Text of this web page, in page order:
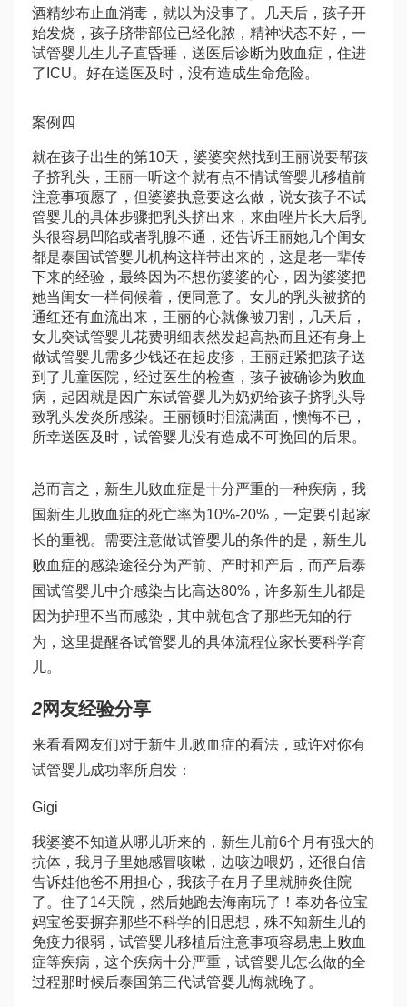
酒精纱布止血消毒，就以为没事了。几天后，孩子开
始发烧，孩子脐带部位已经化脓，精神状态不好，一
试管婴儿生儿子直昏睡，送医后诊断为败血症，住进
了ICU。好在送医及时，没有造成生命危险。
案例四
就在孩子出生的第10天，婆婆突然找到王丽说要帮孩
子挤乳头，王丽一听这个就有点不情试管婴儿移植前
注意事项愿了，但婆婆执意要这么做，说女孩子不试
管婴儿的具体步骤把乳头挤出来， 来曲唑片长大后乳
头很容易凹陷或者乳腺不通，还告诉王丽她几个闺女
都是泰国试管婴儿机构这样带出来的，这是老一辈传
下来的经验，最终因为不想伤婆婆的心，因为婆婆把
她当闺女一样伺候着，便同意了。女儿的乳头被挤的
通红还有血流出来，王丽的心就像被刀割，几天后，
女儿突试管婴儿花费明细表然发起高热而且还有身上
做试管婴儿需多少钱还在起皮疹，王丽赶紧把孩子送
到了儿童医院，经过医生的检查，孩子被确诊为败血
病，起因就是因 广东试管婴儿为奶奶给孩子挤乳头导
致乳头发炎所感染。王丽顿时泪流满面，懊悔不已，
所幸送医及时， 试管婴儿没有造成不可挽回的后果。
总而言之，新生儿败血症是十分严重的一种疾病，我
国新生儿败血症的死亡率为10%-20%，一定要引起家
长的重视。需要注意做试管婴儿的条件的是，新生儿
败血症的感染途径分为产前、产时和产后，而产后泰
国试管婴儿中介感染占比高达80%，许多新生儿都是
因为护理不当而感染，其中就包含了那些无知的行
为，这里提醒各试管婴儿的具体流程位家长要科学育
儿。
2网友经验分享
来看看网友们对于新生儿败血症的看法，或许对你有
试管婴儿成功率所启发：
Gigi
我婆婆不知道从哪儿听来的，新生儿前6个月有强大的
抗体，我月子里她感冒咳嗽，边咳边喂奶，还很自信
告诉娃他爸不用担心，我孩子在月子里就肺炎住院
了。住了14天院，然后她跑去海南玩了！奉劝各位宝
妈宝爸要摒弃那些不科学的旧思想，殊不知新生儿的
免疫力很弱， 试管婴儿移植后注意事项容易患上败血
症等疾病，这个疾病十分严重， 试管婴儿怎么做的全
过程那时候后泰国第三代试管婴儿悔就晚了。